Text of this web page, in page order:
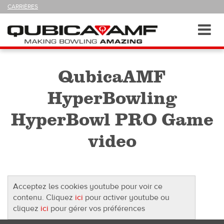
CARRIÈRES
NOUS
Navigation
QubicaAMF
HyperBowling
HyperBowl PRO Game
video
Acceptez les cookies youtube pour voir ce
contenu. Cliquez ici pour activer youtube ou
cliquez ici pour gérer vos préférences